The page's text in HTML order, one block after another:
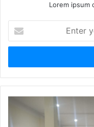
Lorem ipsum
t
r
y
E